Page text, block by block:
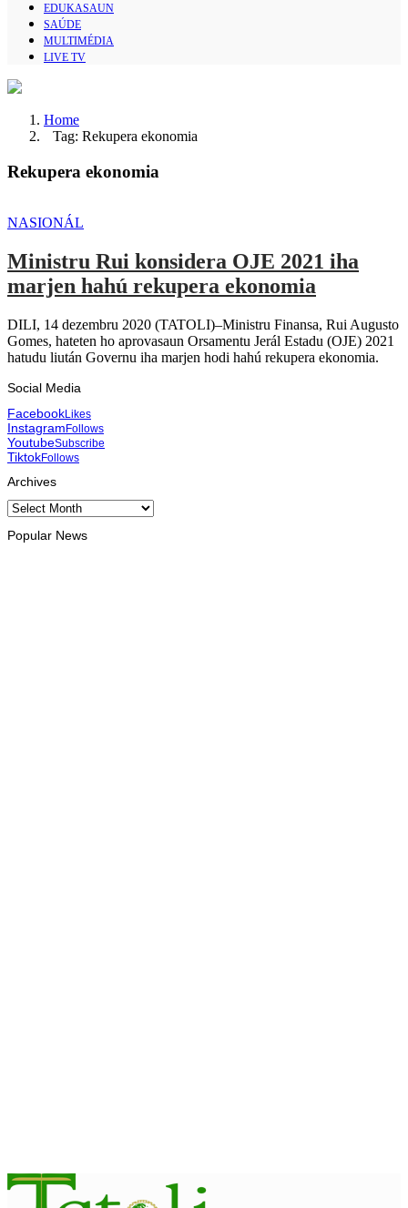
EDUKASAUN
SAÚDE
MULTIMÉDIA
LIVE TV
Home
Tag: Rekupera ekonomia
Rekupera ekonomia
NASIONÁL
Ministru Rui konsidera OJE 2021 iha
marjen hahú rekupera ekonomia
DILI, 14 dezembru 2020 (TATOLI)–Ministru Finansa, Rui Augusto
Gomes, hateten ho aprovasaun Orsamentu Jerál Estadu (OJE) 2021
hatudu liután Governu iha marjen hodi hahú rekupera ekonomia.
Social Media
FacebookLikes
InstagramFollows
YoutubeSubscribe
TiktokFollows
Archives
Archives
Popular News